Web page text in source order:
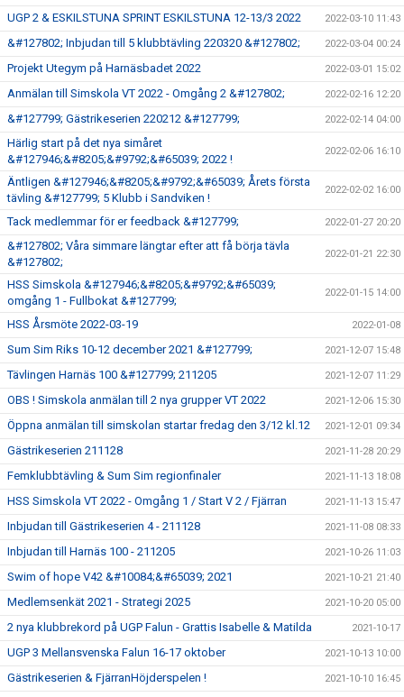
UGP 2 & ESKILSTUNA SPRINT ESKILSTUNA 12-13/3 2022 2022-03-10 11:43
&#127802; Inbjudan till 5 klubbtävling 220320 &#127802; 2022-03-04 00:24
Projekt Utegym på Harnäsbadet 2022 2022-03-01 15:02
Anmälan till Simskola VT 2022 - Omgång 2 &#127802; 2022-02-16 12:20
&#127799; Gästrikeserien 220212 &#127799; 2022-02-14 04:00
Härlig start på det nya simåret
&#127946;&#8205;&#9792;&#65039; 2022 !
2022-02-06 16:10
Äntligen &#127946;&#8205;&#9792;&#65039; Årets första
tävling &#127799; 5 Klubb i Sandviken !
2022-02-02 16:00
Tack medlemmar för er feedback &#127799; 2022-01-27 20:20
&#127802; Våra simmare längtar efter att få börja tävla
&#127802;
2022-01-21 22:30
HSS Simskola &#127946;&#8205;&#9792;&#65039;
omgång 1 - Fullbokat &#127799;
2022-01-15 14:00
HSS Årsmöte 2022-03-19 2022-01-08
Sum Sim Riks 10-12 december 2021 &#127799; 2021-12-07 15:48
Tävlingen Harnäs 100 &#127799; 211205 2021-12-07 11:29
OBS ! Simskola anmälan till 2 nya grupper VT 2022 2021-12-06 15:30
Öppna anmälan till simskolan startar fredag den 3/12 kl.12 2021-12-01 09:34
Gästrikeserien 211128 2021-11-28 20:29
Femklubbtävling & Sum Sim regionfinaler 2021-11-13 18:08
HSS Simskola VT 2022 - Omgång 1 / Start V 2 / Fjärran 2021-11-13 15:47
Inbjudan till Gästrikeserien 4 - 211128 2021-11-08 08:33
Inbjudan till Harnäs 100 - 211205 2021-10-26 11:03
Swim of hope V42 &#10084;&#65039; 2021 2021-10-21 21:40
Medlemsenkät 2021 - Strategi 2025 2021-10-20 05:00
2 nya klubbrekord på UGP Falun - Grattis Isabelle & Matilda 2021-10-17
UGP 3 Mellansvenska Falun 16-17 oktober 2021-10-13 10:00
Gästrikeserien & FjärranHöjderspelen ! 2021-10-10 16:45